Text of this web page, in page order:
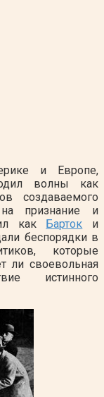
и Европе,
волны как
создаваемого
на признание и
как Барток и
беспорядки в
которые
ли своевольная
истинного